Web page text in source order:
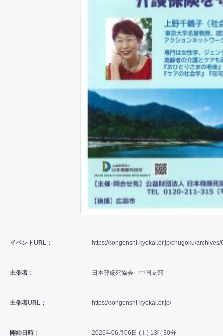
イベントURL： https://songenshi-kyokai.or.jp/chugoku/archives/
主催者： 日本尊厳死協会 中国支部
主催者URL； https://songenshi-kyokai.or.jp/
開始日時： 2026年06月06日 (土) 13時30分